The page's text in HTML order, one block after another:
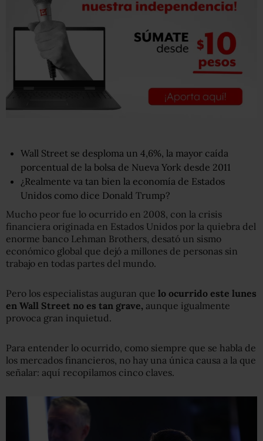
Wall Street se desploma un 4,6%, la mayor caída
porcentual de la bolsa de Nueva York desde 2011
¿Realmente va tan bien la economía de Estados
Unidos como dice Donald Trump?
Mucho peor fue lo ocurrido en 2008, con la crisis
financiera originada en Estados Unidos por la quiebra del
enorme banco Lehman Brothers, desató un sismo
económico global que dejó a millones de personas sin
trabajo en todas partes del mundo.
Pero los especialistas auguran que lo ocurrido este lunes
en Wall Street no es tan grave, aunque igualmente
provoca gran inquietud.
Para entender lo ocurrido, como siempre que se habla de
los mercados financieros, no hay una única causa a la que
señalar: aquí recopilamos cinco claves.